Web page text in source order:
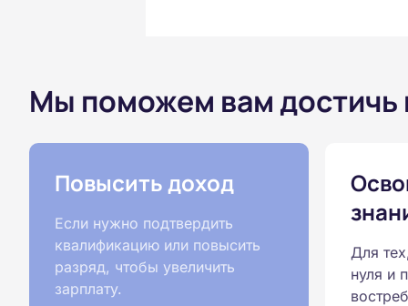
Мы поможем вам достичь
Повысить доход
Если нужно подтвердить
квалификацию или повысить
разряд, чтобы увеличить
зарплату.
Для
нуля и